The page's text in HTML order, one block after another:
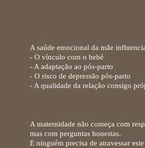
A saúde emocional da mãe
- O vínculo com o bebé
- A adaptação ao pós-parto
- O risco de depressão pós-parto
- A qualidade da relação consigo
A maternidade não começa com
mas com perguntas honestas.
E ninguém precisa de atravessar